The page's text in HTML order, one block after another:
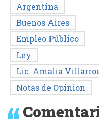
Argentina
Buenos Aires
Empleo Público
Ley
Lic. Amalia
Notas de Opinion